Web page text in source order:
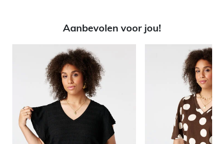
Aanbevolen voor jou!